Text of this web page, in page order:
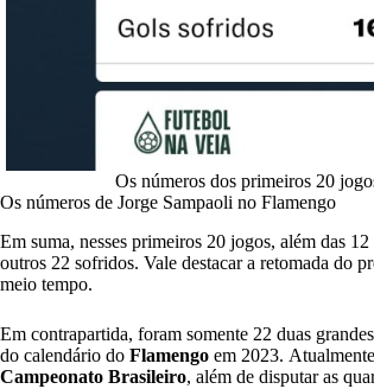
Os números dos primeiros 20
Os números de Jorge Sampaoli no Flamengo
Em suma, nesses primeiros 20 jogos, além das
outros 22 sofridos. Vale destacar a retomada do
meio tempo.
Em contrapartida, foram somente 22 duas
do calendário do Flamengo em 2023.
Campeonato Brasileiro, além de disputar as